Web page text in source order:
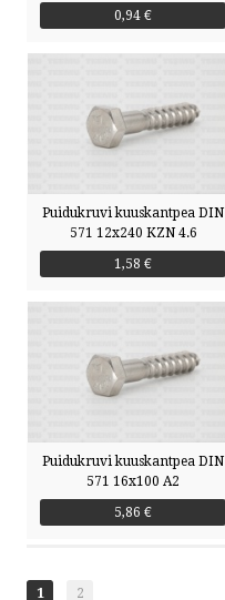
0,94 €
Puidukruvi kuuskantpea DIN
571 12x240 KZN 4.6
1,58 €
Puidukruvi kuuskantpea DIN
571 16x100 A2
5,86 €
1 2